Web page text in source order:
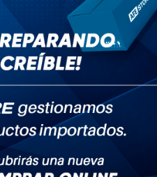
de usted para procesar
de compras mejorada,
y descuentos
o campañas de email y
Web www.afe-store.com y la
nos autoriza a enviarle
para actuar según lo
su información a
subsidiarias, subcontratistas